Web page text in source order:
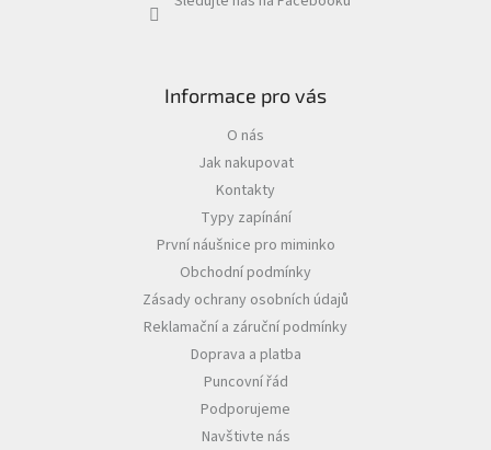
Informace pro vás
O nás
Jak nakupovat
Kontakty
Typy zapínání
První náušnice pro miminko
Obchodní podmínky
Zásady ochrany osobních údajů
Reklamační a záruční podmínky
Doprava a platba
Puncovní řád
Podporujeme
Navštivte nás